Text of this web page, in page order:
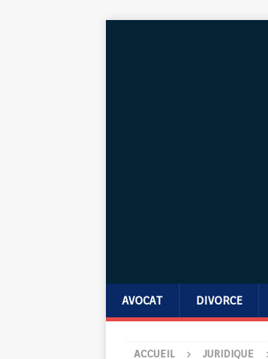
AVOCAT DIVORCE
ACCUEIL JURIDIQUE